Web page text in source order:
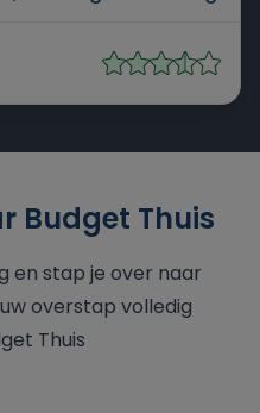
Budget Thuis
en stap je over naar
overstap volledig
Thuis